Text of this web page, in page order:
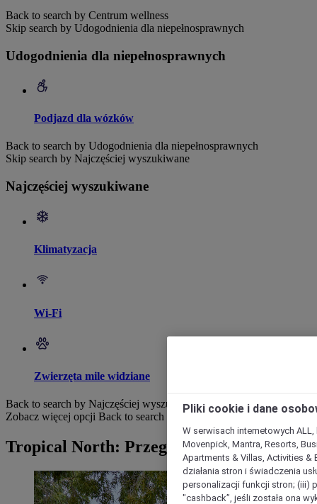
Back to search by Centrum wellness
Skip search by Udogodnienia dla niepełnosprawnych
Udogodnienia dla niepełnosprawnych
Podjazd dla wózków
Back to search by Udogodnienia dla niepełnosprawnych
Skip search by Najczęściej wyszukiwane
Najczęściej wyszukiwane
Klimatyzacja
Wi-Fi
Zwierzęta mile widziane
Back to search by Najczęściej wyszukiwane
Zobacz więcej opcji Back to search by categories
Tropical North: Przeglądaj hotele
Pliki cookie i dane
W serwisach internetowych
Movenpick, Mantra, Resorts,
Apartments & Villas, Activities &
działania stron i świadczenia
personalizacji funkcji stron; (iii)
"cashback”, jeśli została ona